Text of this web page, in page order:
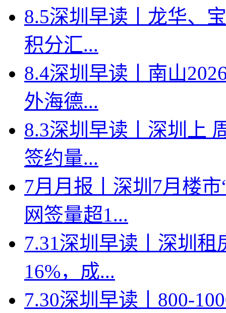
8.5深圳早读丨龙华、
积分汇...
8.4深圳早读丨南山
外海德...
8.3深圳早读丨深圳上
签约量...
7月月报丨深圳7月楼
网签量超1...
7.31深圳早读丨深圳
16%，成...
7.30深圳早读丨800-